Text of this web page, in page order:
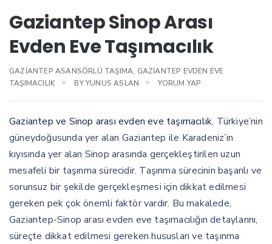
Gaziantep Sinop Arası
Evden Eve Taşımacılık
GAZIANTEP ASANSÖRLÜ TAŞIMA, GAZIANTEP EVDEN EVE
TAŞIMACILIK
BYYUNUS ASLAN YORUM YAP
Gaziantep ve Sinop arası evden eve taşımacılık, Türkiye’nin
güneydoğusunda yer alan Gaziantep ile Karadeniz’in
kıyısında yer alan Sinop arasında gerçekleştirilen uzun
mesafeli bir taşınma sürecidir. Taşınma sürecinin başarılı ve
sorunsuz bir şekilde gerçekleşmesi için dikkat edilmesi
gereken pek çok önemli faktör vardır. Bu makalede,
Gaziantep-Sinop arası evden eve taşımacılığın detaylarını,
süreçte dikkat edilmesi gereken hususları ve taşınma